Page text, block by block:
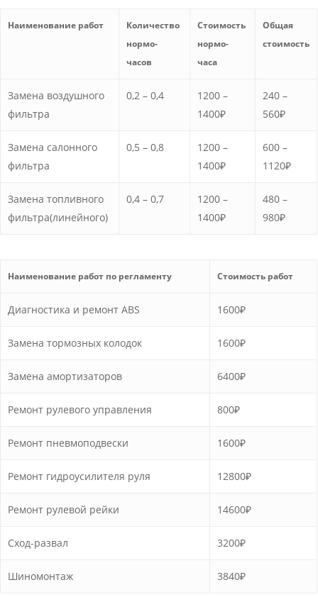
Наименование работ
Количество
нормо-
часов
Стоимость
нормо-
часа
Общая
стоимость
Замена воздушного
фильтра
0,2 – 0,4
1200 –
1400₽
240 –
560₽
Замена салонного
фильтра
0,5 – 0,8
1200 –
1400₽
600 –
1120₽
Замена топливного
фильтра(линейного)
0,4 – 0,7
1200 –
1400₽
480 –
980₽
Наименование работ по регламенту Стоимость работ
Диагностика и ремонт ABS 1600₽
Замена тормозных колодок 1600₽
Замена амортизаторов 6400₽
Ремонт рулевого управления 800₽
Ремонт пневмоподвески 1600₽
Ремонт гидроусилителя руля 12800₽
Ремонт рулевой рейки 14600₽
Сход-развал 3200₽
Шиномонтаж 3840₽